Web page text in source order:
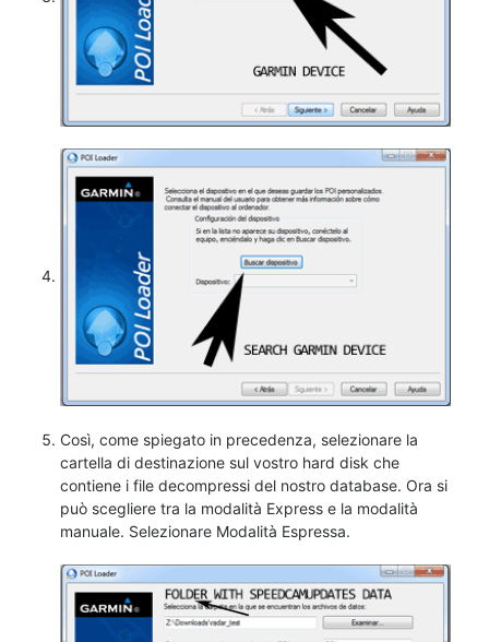
Così, come spiegato in precedenza, selezionare la
cartella di destinazione sul vostro hard disk che
contiene i file decompressi del nostro database. Ora si
può scegliere tra la modalità Express e la modalità
manuale. Selezionare Modalità Espressa.